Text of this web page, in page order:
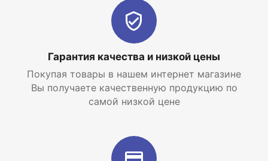
Гарантия качества и низкой цены
Покупая товары в нашем интернет магазине
Вы получаете качественную продукцию по
самой низкой цене